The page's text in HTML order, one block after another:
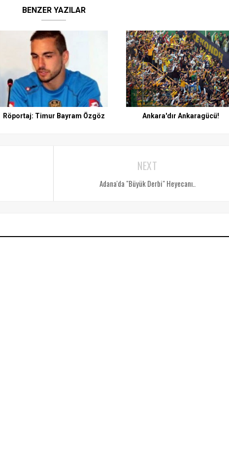
BENZER YAZILAR
Röportaj: Timur Bayram Özgöz Ankara'dır Ankaragücü!
NEXT
Adana'da "Büyük Derbi" Heyecanı..